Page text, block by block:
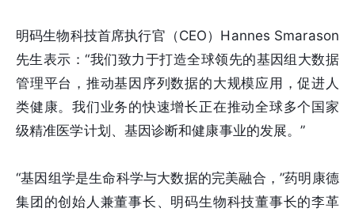
明码生物科技首席执行官（CEO）Hannes Smarason
先生表示：“我们致力于打造全球领先的基因组大数据
管理平台，推动基因序列数据的大规模应用，促进人
类健康。我们业务的快速增长正在推动全球多个国家
级精准医学计划、基因诊断和健康事业的发展。”
“基因组学是生命科学与大数据的完美融合，”药明康德
集团的创始人兼董事长、明码生物科技董事长的李革